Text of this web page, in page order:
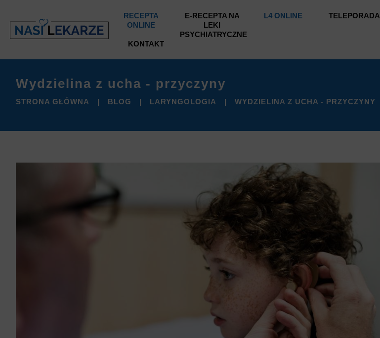
RECEPTA
ONLINE
E-RECEPTA NA
LEKI
PSYCHIATRYCZNE
L4 ONLINE TELEPORADA
KONTAKT
Wydzielina z ucha - przyczyny
STRONA GŁÓWNA BLOG LARYNGOLOGIA WYDZIELINA Z UCHA - PRZYCZYNY